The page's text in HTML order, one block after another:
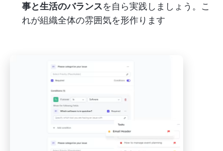
事と生活のバランスを自ら実践しましょう。こ
れが組織全体の雰囲気を形作ります